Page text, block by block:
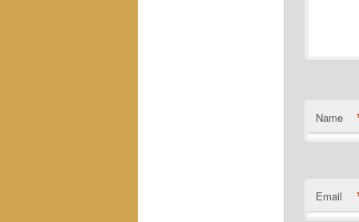
Name
Email